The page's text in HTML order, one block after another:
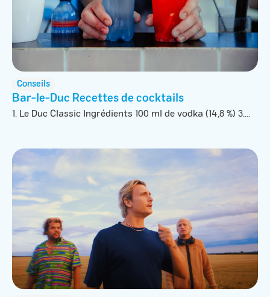
Conseils
Bar-le-Duc Recettes de cocktails
1. Le Duc Classic Ingrédients 100 ml de vodka (14,8 %) 3....